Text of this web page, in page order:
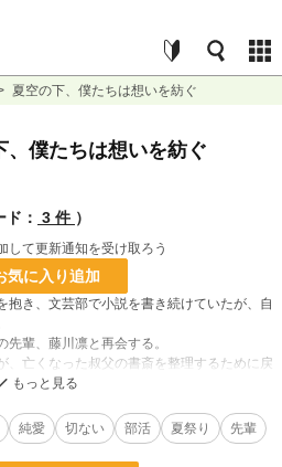
夏空の下、僕たちは想いを紡ぐ
、僕たちは想いを紡ぐ
ド： 3 件 ）
して更新通知を受け取ろう
気に入り追加
抱き、文芸部で小説を書き続けていたが、自
輩、藤川凛と再会する。
、亡くなった叔父の書斎を整理するために戻
夏樹は凛が小説を書けなくなったことを知
い出してもらいたいと夏祭りに誘う――。
純愛 切ない 部活 夏祭り 先輩